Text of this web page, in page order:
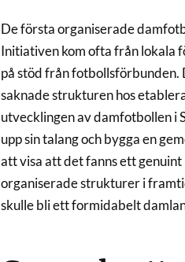
De första organiserade
Initiativen kom ofta från lokala
på stöd från fotbollsförbunden.
saknade strukturen hos
utvecklingen av damfotbollen i
upp sin talang och bygga en
att visa att det fanns ett
organiserade strukturer i
skulle bli ett formidabelt